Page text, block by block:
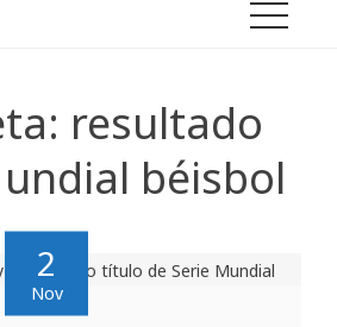
resultado
béisbol
2
Nov